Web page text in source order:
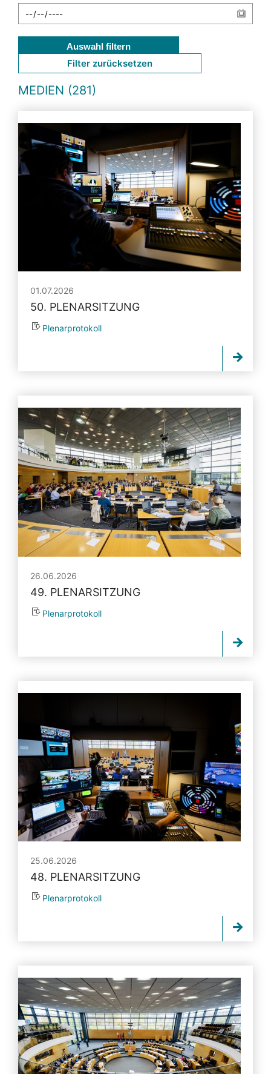
Auswahl filtern
Filter zurücksetzen
MEDIEN (281)
01.07.2026
50. PLENARSITZUNG
Plenarprotokoll
26.06.2026
49. PLENARSITZUNG
Plenarprotokoll
25.06.2026
48. PLENARSITZUNG
Plenarprotokoll